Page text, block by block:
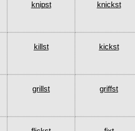
knipst knickst
killst kickst
grillst griffst